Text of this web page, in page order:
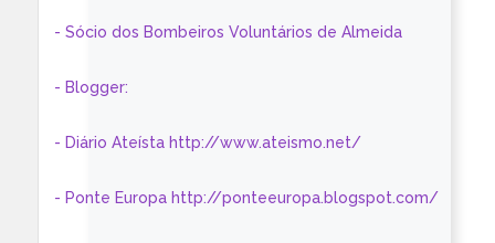
- Sócio dos Bombeiros Voluntários de Almeida
- Blogger:
- Diário Ateísta http://www.ateismo.net/
- Ponte Europa http://ponteeuropa.blogspot.com/